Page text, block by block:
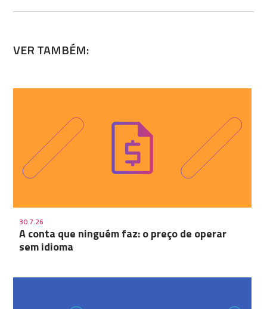
VER TAMBÉM:
30.7.26
A conta que ninguém faz: o preço de operar
sem idioma